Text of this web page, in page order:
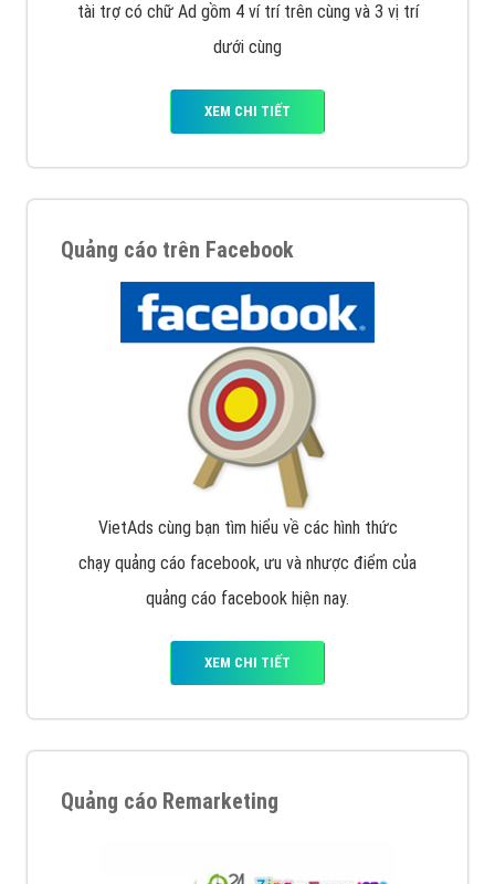
tài trợ có chữ Ad gồm 4 ví trí trên cùng và 3 vị trí
dưới cùng
XEM CHI TIẾT
Quảng cáo trên Facebook
VietAds cùng bạn tìm hiểu về các hình thức
chạy quảng cáo facebook, ưu và nhược điểm của
quảng cáo facebook hiện nay.
XEM CHI TIẾT
Quảng cáo Remarketing